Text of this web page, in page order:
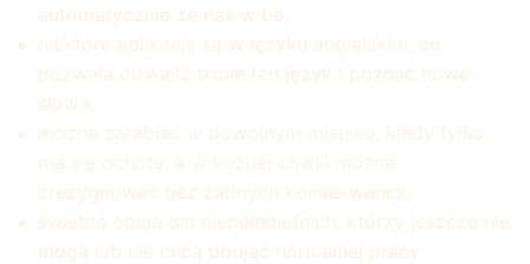
automatycznie za nas w tle,
niektóre aplikacje są w języku angielskim, co
pozwala utrwalić sobie ten język i poznać nowe
słowa,
można zarabiać w dowolnym miejscu, kiedy tylko
ma się ochotę, a w każdej chwili można
zrezygnować bez żadnych konsekwencji,
świetna opcja dla niepełnoletnich, którzy jeszcze nie
mogą lub nie chcą podjąć normalnej pracy